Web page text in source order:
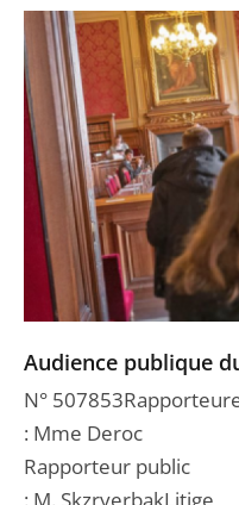
Audience publique
N°
: Mme Deroc
Rapporteur public
: M. SkzryerbakLitige